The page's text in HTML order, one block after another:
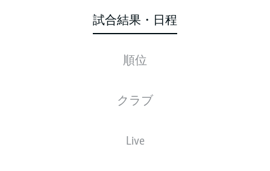
試合結果・日程
順位
クラブ
Live
スターティングメンバー